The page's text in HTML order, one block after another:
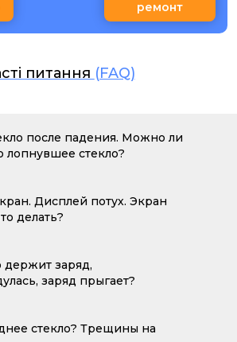
ремонт
питання (FAQ)
после падения. Можно ли
лопнувшее стекло?
Дисплей потух. Экран
делать?
держит заряд,
заряд прыгает?
стекло? Трещины на